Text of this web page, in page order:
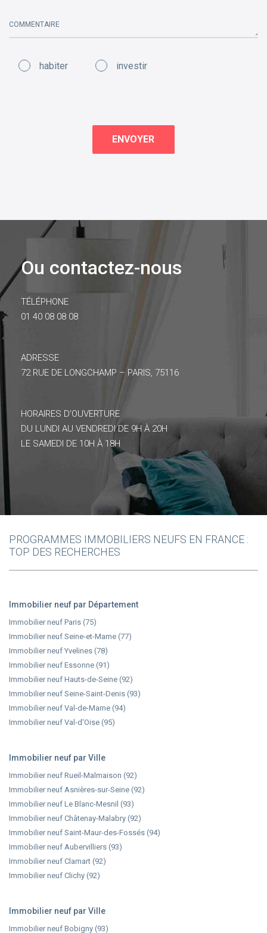
COMMENTAIRE
habiter investir
Ou contactez-nous
TÉLÉPHONE
01 40 08 08 08
ADRESSE
72 RUE DE LONGCHAMP – PARIS, 75116
HORAIRES D’OUVERTURE
DU LUNDI AU VENDREDI DE 9H À 20H
LE SAMEDI DE 10H À 18H
PROGRAMMES IMMOBILIERS NEUFS EN FRANCE :
TOP DES RECHERCHES
Immobilier neuf par Département
Immobilier neuf Paris (75)
Immobilier neuf Seine-et-Marne (77)
Immobilier neuf Yvelines (78)
Immobilier neuf Essonne (91)
Immobilier neuf Hauts-de-Seine (92)
Immobilier neuf Seine-Saint-Denis (93)
Immobilier neuf Val-de-Marne (94)
Immobilier neuf Val-d'Oise (95)
Immobilier neuf par Ville
Immobilier neuf Rueil-Malmaison (92)
Immobilier neuf Asnières-sur-Seine (92)
Immobilier neuf Le Blanc-Mesnil (93)
Immobilier neuf Châtenay-Malabry (92)
Immobilier neuf Saint-Maur-des-Fossés (94)
Immobilier neuf Aubervilliers (93)
Immobilier neuf Clamart (92)
Immobilier neuf Clichy (92)
Immobilier neuf par Ville
Immobilier neuf Bobigny (93)